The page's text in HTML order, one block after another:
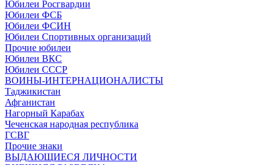
Юбилеи Росгвардии
Юбилеи ФСБ
Юбилеи ФСИН
Юбилеи Спортивных организаций
Прочие юбилеи
Юбилеи ВКС
Юбилеи СССР
ВОИНЫ-ИНТЕРНАЦИОНАЛИСТЫ
Таджикистан
Афганистан
Нагорный Карабах
Чеченская народная республика
ГСВГ
Прочие знаки
ВЫДАЮЩИЕСЯ ЛИЧНОСТИ